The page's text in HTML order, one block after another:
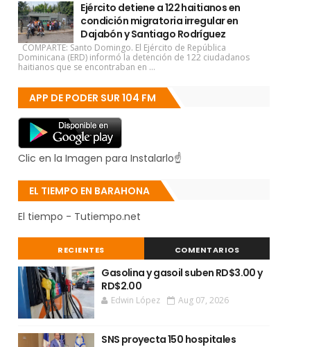
Ejército detiene a 122 haitianos en
condición migratoria irregular en
Dajabón y Santiago Rodríguez
COMPARTE: Santo Domingo. El Ejército de República
Dominicana (ERD) informó la detención de 122 ciudadanos
haitianos que se encontraban en ...
APP DE PODER SUR 104 FM
Clic en la Imagen para Instalarlo☝
EL TIEMPO EN BARAHONA
El tiempo - Tutiempo.net
RECIENTES COMENTARIOS
Gasolina y gasoil suben RD$3.00 y
RD$2.00
Edwin López Aug 07, 2026
SNS proyecta 150 hospitales